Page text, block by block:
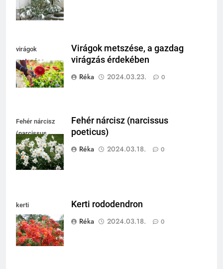
virágok
metszése
Virágok metszése, a gazdag
virágzás érdekében
Réka
2024.03.23. 0
Fehér nárcisz
(narcissus
poeticus)
Fehér nárcisz (narcissus
poeticus)
Réka
2024.03.18. 0
kerti
rododendron
Kerti rododendron
Réka
2024.03.18. 0